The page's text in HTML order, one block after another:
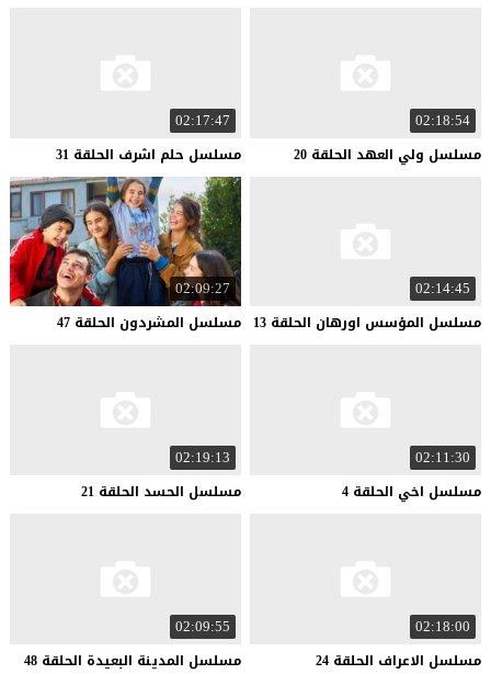
02:18:54
مسلسل ولي العهد الحلقة 20
02:17:47
مسلسل حلم اشرف الحلقة 31
02:14:45
مسلسل المؤسس اورهان الحلقة 13
02:09:27
مسلسل المشردون الحلقة 47
02:11:30
مسلسل اخي الحلقة 4
02:19:13
مسلسل الحسد الحلقة 21
02:18:00
مسلسل الاعراف الحلقة 24
02:09:55
مسلسل المدينة البعيدة الحلقة 48